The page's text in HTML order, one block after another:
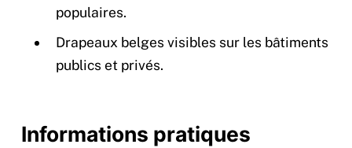
populaires.
Drapeaux belges visibles sur les bâtiments
publics et privés.
Informations pratiques